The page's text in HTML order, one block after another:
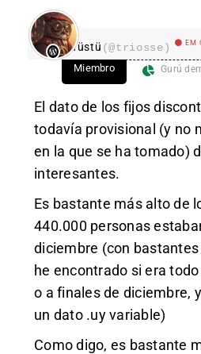
Tüstü (@triosse) EM
Miembro Gurú
El dato de los fijos
todavía provisional (y no
en la que se ha tomado)
interesantes.
Es bastante más alto de
440.000 personas
diciembre (con
he encontrado si era
o a finales de diciembre,
un dato .uy variable)
Como digo, es bastante